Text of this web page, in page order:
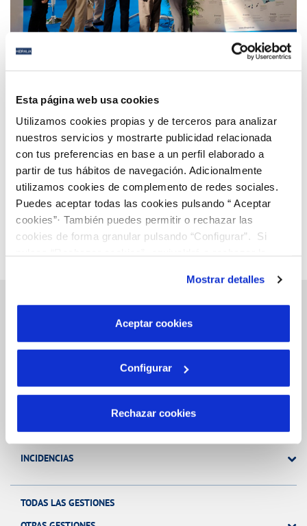
Esta página web usa cookies
Utilizamos cookies propias y de terceros para analizar
nuestros servicios y mostrarte publicidad relacionada
con tus preferencias en base a un perfil elaborado a
partir de tus hábitos de navegación. Adicionalmente
utilizamos cookies de complemento de redes sociales.
Puedes aceptar todas las cookies pulsando “ Aceptar
cookies”· También puedes permitir o rechazar las
cookies de forma granular pulsando “Configurar”. Si
son indispensables para que el sitio web funcione y que
por tanto no se pueden desactivar. Puedes consultar
más información en nuestraPolítica de Cookies
Mostrar detalles
Aceptar cookies
Configurar
Rechazar cookies
Digitalización como eje transformador de las
Página 55 de 112
Anterior Siguiente
Gestiones Online
FACTURAS, PAGOS Y CONSUMOS
MODIFICACIÓN DE DATOS
INCIDENCIAS
TODAS LAS GESTIONES